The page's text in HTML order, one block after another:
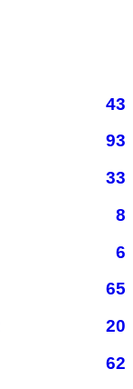
43
93
33
8
6
65
20
62